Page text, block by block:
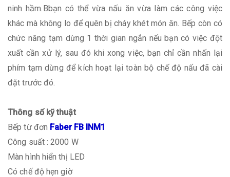
ninh hầm.Bbạn có thể vừa nấu ăn vừa làm các công việc
khác mà không lo để quên bị cháy khét món ăn. Bếp còn có
chức năng tạm dừng 1 thời gian ngắn nếu bạn có việc đột
xuất cần xử lý, sau đó khi xong việc, bạn chỉ cần nhấn lại
phím tạm dừng để kích hoạt lại toàn bộ chế độ nấu đã cài
đặt trước đó.
Thông số kỹ thuật
Bếp từ đơn Faber FB INM1
Công suất : 2000 W
Màn hình hiển thị LED
Có chế độ hẹn giờ